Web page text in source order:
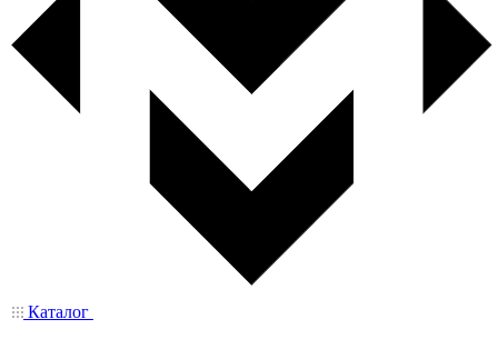
Каталог